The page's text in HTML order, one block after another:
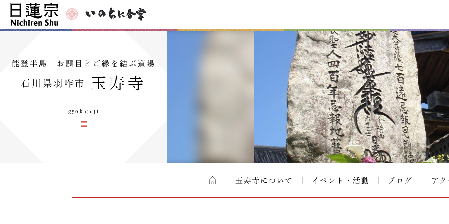
能登半島 お題目とご縁を結ぶ道場
石川県羽咋市 玉寿寺
gyokujuji
玉寿寺について イベント・活動 ブログ ア